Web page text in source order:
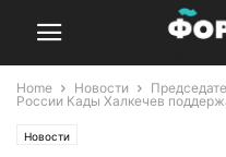
Home Новости
России Кады Халкечев
Новости